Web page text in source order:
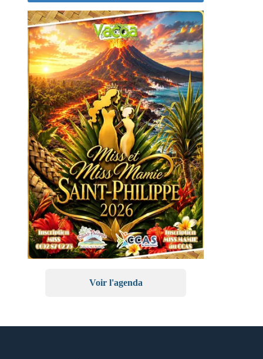
Voir l'agenda